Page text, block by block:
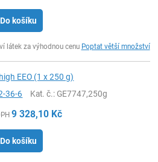
Do košíku
látek za výhodnou cenu Poptat větší množství
EEO (1 x 250 g)
36-6 Kat. č.: GE7747,250g
9 328,10 Kč
Do košíku